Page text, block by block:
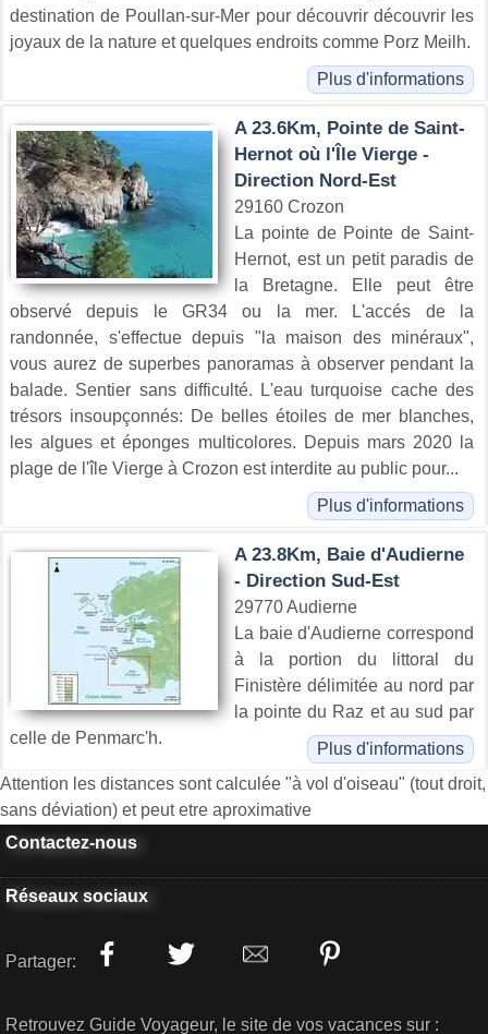
destination de Poullan-sur-Mer pour découvrir découvrir les
joyaux de la nature et quelques endroits comme Porz Meilh.
Plus d'informations
A 23.6Km, Pointe de Saint-
Hernot où l'Île Vierge -
Direction Nord-Est
29160 Crozon
La pointe de Pointe de Saint-
Hernot, est un petit paradis de
la Bretagne. Elle peut être
observé depuis le GR34 ou la mer. L'accés de la
randonnée, s'effectue depuis "la maison des minéraux",
vous aurez de superbes panoramas à observer pendant la
balade. Sentier sans difficulté. L'eau turquoise cache des
trésors insoupçonnés: De belles étoiles de mer blanches,
les algues et éponges multicolores. Depuis mars 2020 la
plage de l'île Vierge à Crozon est interdite au public pour...
Plus d'informations
A 23.8Km, Baie d'Audierne
- Direction Sud-Est
29770 Audierne
La baie d'Audierne correspond
à la portion du littoral du
Finistère délimitée au nord par
la pointe du Raz et au sud par
celle de Penmarc'h.
Plus d'informations
Attention les distances sont calculée "à vol d'oiseau" (tout droit,
sans déviation) et peut etre aproximative
Contactez-nous
Réseaux sociaux
Partager:
Retrouvez Guide Voyageur, le site de vos vacances sur :